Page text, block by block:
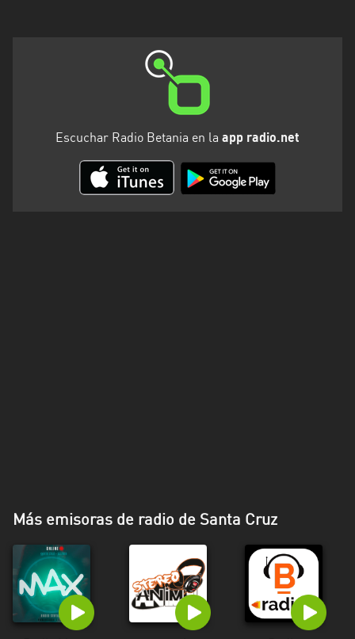
Escuchar Radio Betania en la app radio.net
Más emisoras de radio de Santa Cruz